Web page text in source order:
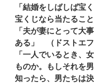
「結婚をしばしば宝
宝くじなら当たるこ
「夫が妻にとって大
ある」 （ドストエフ
「一人でいるとき、
ものか。もしそれを
知ったら、男たちは